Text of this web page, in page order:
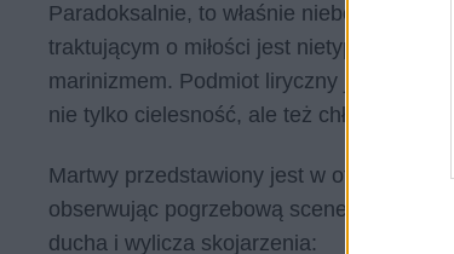
Paradoksalnie, to właśnie nieboszczyk
traktującym o miłości jest nietypowa, a
marinizmem. Podmiot liryczny jest
nie tylko cielesność, ale też chłód
Martwy przedstawiony jest w otoczeniu
obserwując pogrzebową scenerię,
ducha i wylicza skojarzenia: